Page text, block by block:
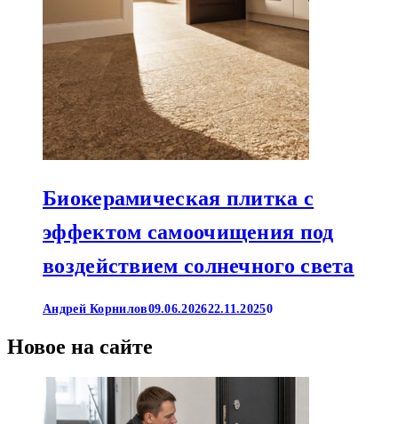
Биокерамическая плитка с
эффектом самоочищения под
воздействием солнечного света
Андрей Корнилов09.06.202622.11.20250
Новое на сайте